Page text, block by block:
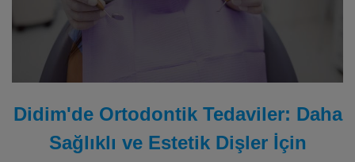
Didim'de Ortodontik Tedaviler: Daha
Sağlıklı ve Estetik Dişler İçin